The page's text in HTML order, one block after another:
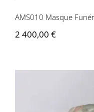
AMS010 Masque
2 400,00 €